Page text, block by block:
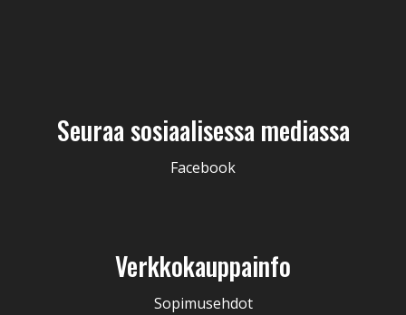
Seuraa sosiaalisessa mediassa
Facebook
Verkkokauppainfo
Sopimusehdot